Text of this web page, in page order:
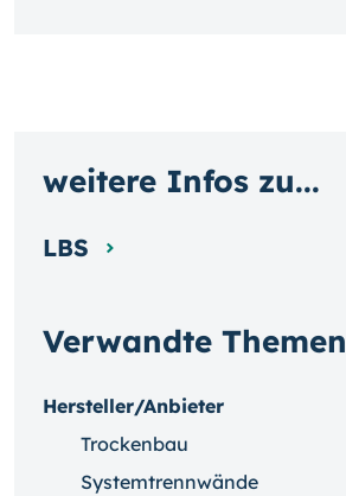
Verwandte Themen
Hersteller/Anbieter
Trockenbau
Systemtrennwände
weitere Infos zu...
LBS